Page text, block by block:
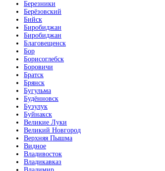
Березники
Берёзовский
Бийск
Биробиджан
Биробиджан
Благовещенск
Бор
Борисоглебск
Боровичи
Братск
Брянск
Бугульма
Будённовск
Бузулук
Буйнакск
Великие Луки
Великий Новгород
Верхняя Пышма
Видное
Владивосток
Владикавказ